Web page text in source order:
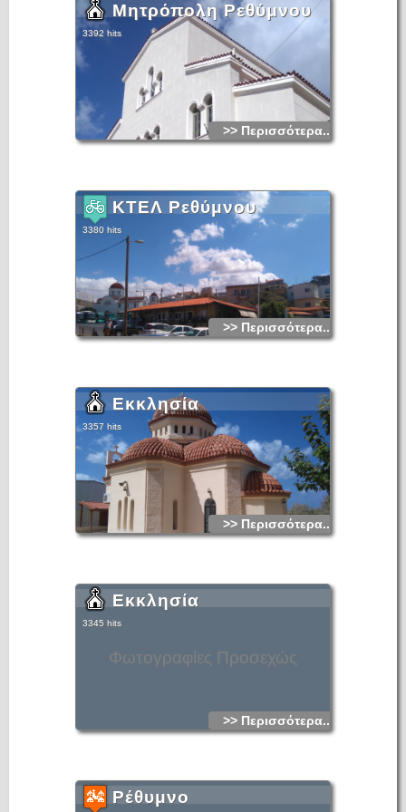
Μητρόπολη Ρεθύμνου
3392 hits
>> Περισσότερα...
ΚΤΕΛ Ρεθύμνου
3380 hits
>> Περισσότερα...
Εκκλησία
3357 hits
>> Περισσότερα...
Φωτογραφίες Προσεχώς
Εκκλησία
3345 hits
>> Περισσότερα...
Ρέθυμνο